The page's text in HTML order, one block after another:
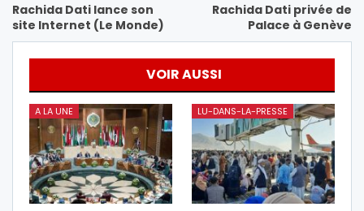
Rachida Dati lance son
site Internet (Le Monde)
Rachida Dati privée de
Palace à Genève
VOIR AUSSI
A LA UNE LU-DANS-LA-PRESSE